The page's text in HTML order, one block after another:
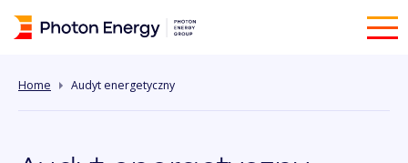
Home Audyt energetyczny